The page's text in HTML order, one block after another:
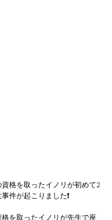
格を取ったイノリが初めて2
件が起こりました❗️
を取ったイノリが先生で座